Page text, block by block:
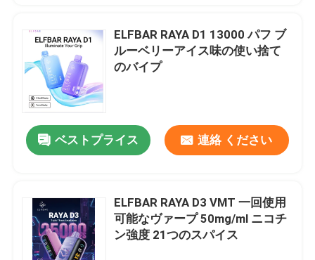
ELFBAR RAYA D1 13000 パフ ブ
ルーベリーアイス味の使い捨て
のバイプ
ベストプライス 連絡 ください
ELFBAR RAYA D3 VMT 一回使用
可能なヴァープ 50mg/ml ニコチ
ン強度 21つのスパイス